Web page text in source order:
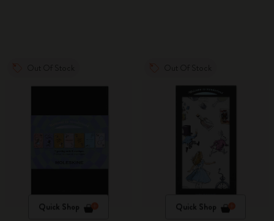
Quick Shop Quick Shop